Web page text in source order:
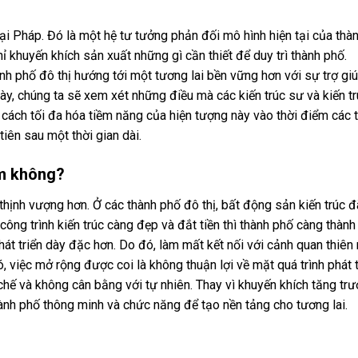
Pháp. Đó là một hệ tư tưởng phản đối mô hình hiện tại của
khích sản xuất những gì cần thiết để duy trì thành phố.
phố đô thị hướng tới một tương lai bền vững hơn với sự trợ
chúng ta sẽ xem xét những điều mà các kiến trúc sư và kiến
tối đa hóa tiềm năng của hiện tượng này vào thời điểm các
sau một thời gian dài.
không?
vượng hơn. Ở các thành phố đô thị, bất động sản kiến trúc
trình kiến trúc càng đẹp và đắt tiền thì thành phố càng thành
triển dày đặc hơn. Do đó, làm mất kết nối với cảnh quan thiên
mở rộng được coi là không thuận lợi về mặt quá trình phát
và không cân bằng với tự nhiên. Thay vì khuyến khích tăng
phố thông minh và chức năng để tạo nền tảng cho tương lai.